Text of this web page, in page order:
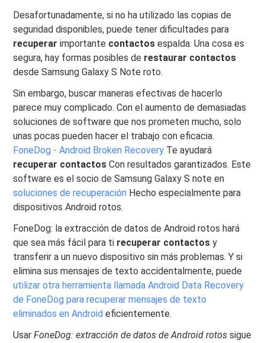
Desafortunadamente, si no ha utilizado las copias de
seguridad disponibles, puede tener dificultades para
recuperar importante contactos espalda. Una cosa es
segura, hay formas posibles de restaurar contactos
desde Samsung Galaxy S Note roto.
Sin embargo, buscar maneras efectivas de hacerlo
parece muy complicado. Con el aumento de demasiadas
soluciones de software que nos prometen mucho, solo
unas pocas pueden hacer el trabajo con eficacia.
FoneDog - Android Broken Recovery Te ayudará
recuperar contactos Con resultados garantizados. Este
software es el socio de Samsung Galaxy S note en
soluciones de recuperación Hecho especialmente para
dispositivos Android rotos.
FoneDog: la extracción de datos de Android rotos hará
que sea más fácil para ti recuperar contactos y
transferir a un nuevo dispositivo sin más problemas. Y si
elimina sus mensajes de texto accidentalmente, puede
utilizar otra herramienta llamada Android Data Recovery
de FoneDog para recuperar mensajes de texto
eliminados en Android eficientemente.
UsarFoneDog: extracción de datos de Android rotos sigue